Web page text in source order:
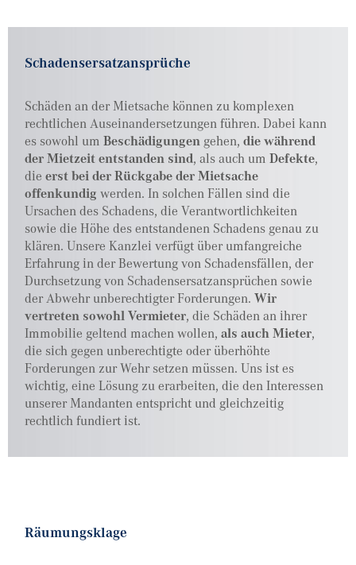
Schadensersatzansprüche
Schäden an der Mietsache können zu komplexen
rechtlichen Auseinandersetzungen führen. Dabei kann
es sowohl umBeschädigungen gehen,die während
der Mietzeit entstanden sind, als auch umDefekte,
dieerst bei der Rückgabe der Mietsache
offenkundig werden. In solchen Fällen sind die
Ursachen des Schadens, die Verantwortlichkeiten
sowie die Höhe des entstandenen Schadens genau zu
klären. Unsere Kanzlei verfügt über umfangreiche
Erfahrung in der Bewertung von Schadensfällen, der
Durchsetzung von Schadensersatzansprüchen sowie
der Abwehr unberechtigter Forderungen.Wir
vertreten sowohl Vermieter, die Schäden an ihrer
Immobilie geltend machen wollen,als auch Mieter,
die sich gegen unberechtigte oder überhöhte
Forderungen zur Wehr setzen müssen. Uns ist es
wichtig, eine Lösung zu erarbeiten, die den Interessen
unserer Mandanten entspricht und gleichzeitig
rechtlich fundiert ist.
Räumungsklage